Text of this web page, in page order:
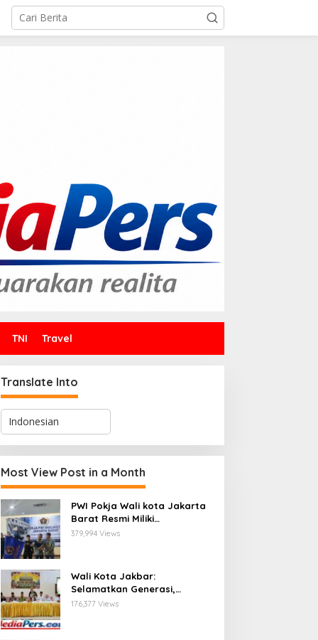
TNI Travel
Translate Into
Most View Post in a Month
PWI Pokja Wali kota Jakarta
Barat Resmi Miliki
Kepengurusan dan
Sarat Makna
379,994 Views
Wali Kota Jakbar:
Selamatkan Generasi,
Hentikan Bullying dan
176,377 Views